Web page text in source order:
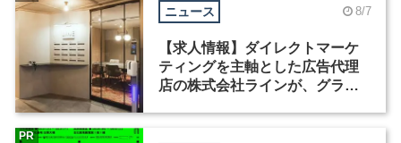
ニュース 8/7
【求人情報】ダイレクトマーケ
ティングを主軸とした広告代理
店の株式会社ラインが、グラフ
PR